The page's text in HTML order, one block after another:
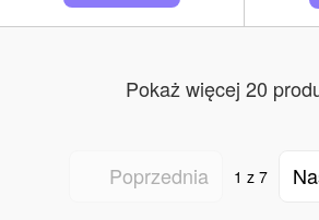
Pokaż więcej 20
Poprzednia 1 z 7